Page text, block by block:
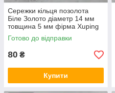
Сережки кільця позолота
Біле Золото діаметр 14 мм
товщина 5 мм фірма Xuping
Jewelry з кристалами
Готово до відправки
80 ₴
Купити